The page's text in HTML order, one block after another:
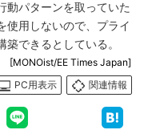
動パターンを取っていた
使用しないので、プライ
できるとしている。
[MONOist/EE Times Japan]
PC用表示
関連情報